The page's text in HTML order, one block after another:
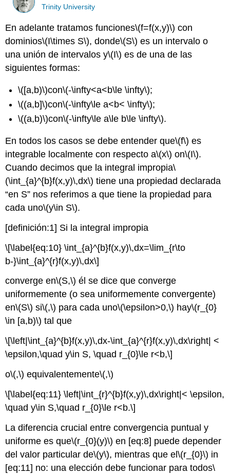
Trinity University
En adelante tratamos funciones\(f=f(x,y)\) con
dominios\(I\times S\), donde\(S\) es un intervalo o
una unión de intervalos y\(I\) es de una de las
siguientes formas:
\([a,b)\)con\(-\infty<a<b\le \infty\);
\((a,b]\)con\(-\infty\le a<b< \infty\);
\((a,b)\)con\(-\infty\le a\le b\le \infty\).
En todos los casos se debe entender que\(f\) es
integrable localmente con respecto a\(x\) on\(I\).
Cuando decimos que la integral impropia\
(\int_{a}^{b}f(x,y)\,dx\) tiene una propiedad declarada
“en S” nos referimos a que tiene la propiedad para
cada uno\(y\in S\).
[definición:1] Si la integral impropia
\[\label{eq:10} \int_{a}^{b}f(x,y)\,dx=\lim_{r\to
b-}\int_{a}^{r}f(x,y)\,dx\]
converge en\(S,\) él se dice que converge
uniformemente (o sea uniformemente convergente)
en\(S\) si\(,\) para cada uno\(\epsilon>0,\) hay\(r_{0}
\in [a,b)\) tal que
\[\left|\int_{a}^{b}f(x,y)\,dx-\int_{a}^{r}f(x,y)\,dx\right| <
\epsilon,\quad y\in S, \quad r_{0}\le r<b,\]
o\(,\) equivalentemente\(,\)
\[\label{eq:11} \left|\int_{r}^{b}f(x,y)\,dx\right|< \epsilon,
\quad y\in S,\quad r_{0}\le r<b.\]
La diferencia crucial entre convergencia puntual y
uniforme es que\(r_{0}(y)\) en [eq:8] puede depender
del valor particular de\(y\), mientras que el\(r_{0}\) in
[eq:11] no: una elección debe funcionar para todos\